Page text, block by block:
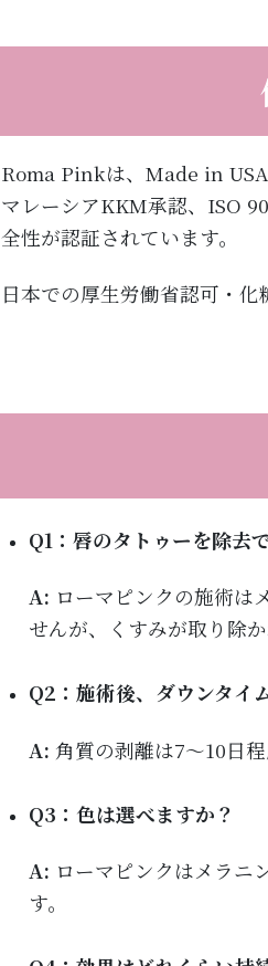
Roma Pinkは、Made in USA
マレーシアKKM承認、ISO
全性が認証されています。
日本での厚生労働省認可・化
Q1：唇のタトゥーを除去
A: ローマピンクの施術は
せんが、くすみが取り除
Q2：施術後、ダウンタイ
A: 角質の剥離は7～10日
Q3：色は選べますか？
A: ローマピンクはメラニ
す。